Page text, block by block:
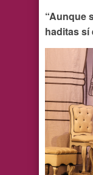
“Aunque
haditas sí